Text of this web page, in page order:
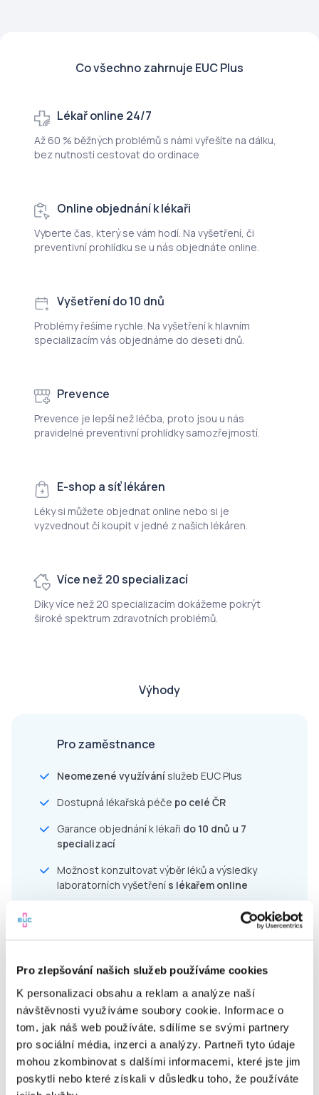
Pro zlepšování našich služeb používáme cookies
K personalizaci obsahu a reklam a analýze naší
návštěvnosti využíváme soubory cookie. Informace o
tom, jak náš web používáte, sdílíme se svými partnery
pro sociální média, inzerci a analýzy. Partneři tyto údaje
mohou zkombinovat s dalšími informacemi, které jste jim
poskytli nebo které získali v důsledku toho, že používáte
Co všechno zahrnuje EUC Plus
Lékař online 24/7
Až 60 % běžných problémů s námi vyřešíte na dálku,
bez nutnosti cestovat do ordinace
Online objednání k lékaři
Vyberte čas, který se vám hodí. Na vyšetření, či
preventivní prohlídku se u nás objednáte online.
Vyšetření do 10 dnů
Problémy řešíme rychle. Na vyšetření k hlavním
specializacím vás objednáme do deseti dnů.
Prevence
Prevence je lepší než léčba, proto jsou u nás
pravidelné preventivní prohlídky samozřejmostí.
E-shop a síť lékáren
Léky si můžete objednat online nebo si je
vyzvednout či koupit v jedné z našich lékáren.
Více než 20 specializací
Díky více než 20 specializacím dokážeme pokrýt
široké spektrum zdravotních problémů.
Výhody
Pro zaměstnance
Neomezené využívání služeb EUC Plus
Dostupná lékařská péče po celé ČR
Garance objednání k lékaři do 10 dnů u 7
specializací
Možnost konzultovat výběr léků a výsledky
laboratorních vyšetření s lékařem online
Pravidelná edukace v péči o zdraví a prevenci
Akce a slevy do lékáren
a laboratoří EUC
Komfort a úspora času díky online službám
Pro zaměstnavatele